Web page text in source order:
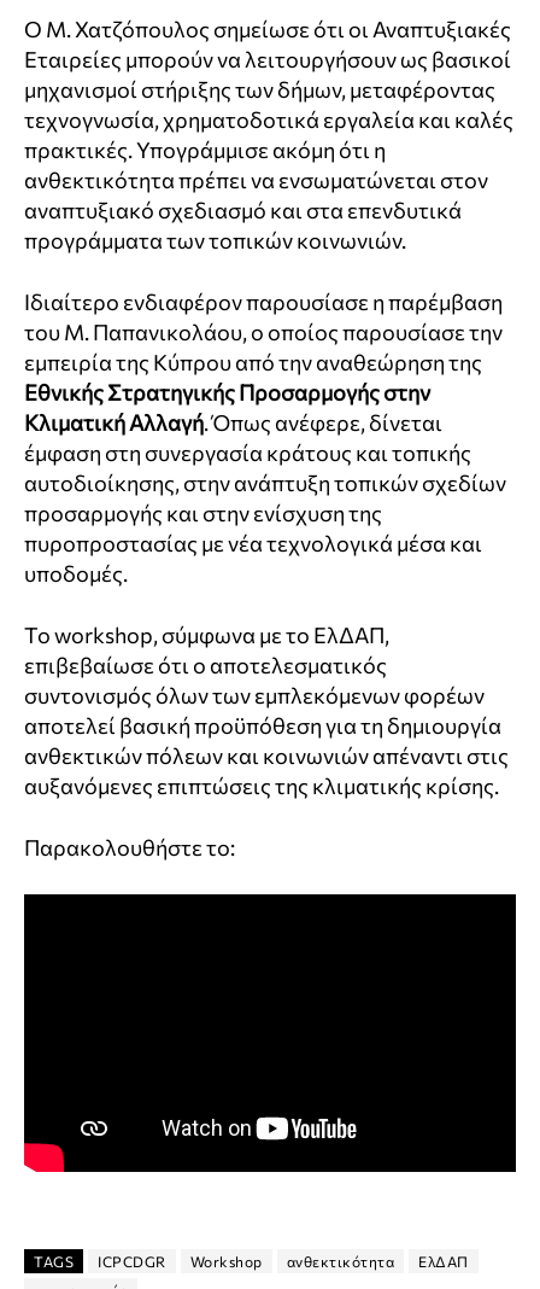
Ο Μ. Χατζόπουλος σημείωσε ότι οι Αναπτυξιακές
Εταιρείες μπορούν να λειτουργήσουν ως βασικοί
μηχανισμοί στήριξης των δήμων, μεταφέροντας
τεχνογνωσία, χρηματοδοτικά εργαλεία και καλές
πρακτικές. Υπογράμμισε ακόμη ότι η
ανθεκτικότητα πρέπει να ενσωματώνεται στον
αναπτυξιακό σχεδιασμό και στα επενδυτικά
προγράμματα των τοπικών κοινωνιών.
Ιδιαίτερο ενδιαφέρον παρουσίασε η παρέμβαση
του Μ. Παπανικολάου, ο οποίος παρουσίασε την
εμπειρία της Κύπρου από την αναθεώρηση της
Εθνικής Στρατηγικής Προσαρμογής στην
Κλιματική Αλλαγή. Όπως ανέφερε, δίνεται
έμφαση στη συνεργασία κράτους και τοπικής
αυτοδιοίκησης, στην ανάπτυξη τοπικών σχεδίων
προσαρμογής και στην ενίσχυση της
πυροπροστασίας με νέα τεχνολογικά μέσα και
υποδομές.
Το workshop, σύμφωνα με το ΕλΔΑΠ,
επιβεβαίωσε ότι ο αποτελεσματικός
συντονισμός όλων των εμπλεκόμενων φορέων
αποτελεί βασική προϋπόθεση για τη δημιουργία
ανθεκτικών πόλεων και κοινωνιών απέναντι στις
αυξανόμενες επιπτώσεις της κλιματικής κρίσης.
Παρακολουθήστε το:
TAGS ICPCDGR Workshop ανθεκτικότητα
ΕλΔΑΠ